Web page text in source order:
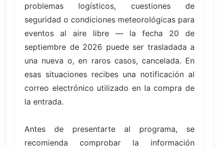
problemas logísticos, cuestiones de
seguridad o condiciones meteorológicas para
eventos al aire libre — la fecha 20 de
septiembre de 2026 puede ser trasladada a
una nueva o, en raros casos, cancelada. En
esas situaciones recibes una notificación al
correo electrónico utilizado en la compra de
la entrada.
Antes de presentarte al programa, se
recomienda comprobar la información